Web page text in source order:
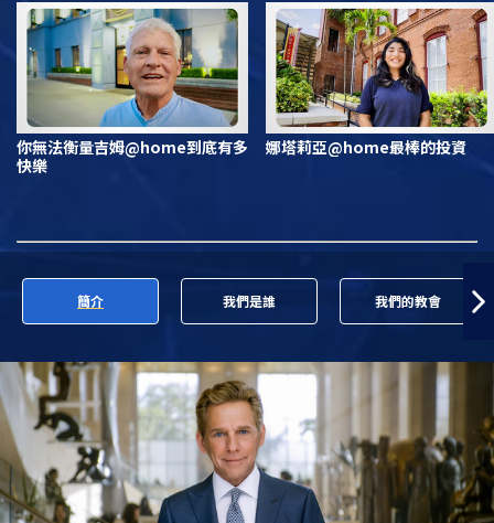
你無法衡量吉姆@home到底有多
快樂
娜塔莉亞@home最棒的投資
簡介 我們是誰 我們的教會